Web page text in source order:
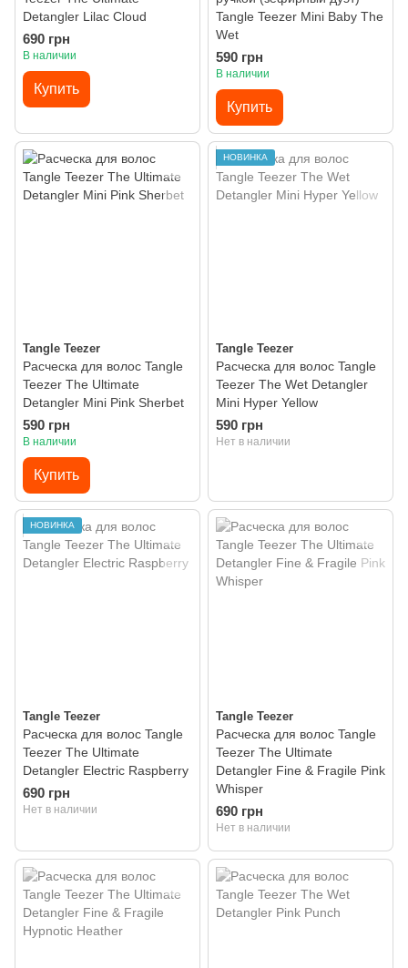
Detangler Lilac Cloud
690 грн
В наличии
Купить
Tangle Teezer Mini Baby The
Wet
590 грн
В наличии
Купить
Tangle Teezer
Расческа для волос Tangle
Teezer The Ultimate
Detangler Mini Pink Sherbet
590 грн
В наличии
Купить
НОВИНКА
Tangle Teezer
Расческа для волос Tangle
Teezer The Wet Detangler
Mini Hyper Yellow
590 грн
Нет в наличии
НОВИНКА
Tangle Teezer
Расческа для волос Tangle
Teezer The Ultimate
Detangler Electric Raspberry
690 грн
Нет в наличии
Tangle Teezer
Расческа для волос Tangle
Teezer The Ultimate
Detangler Fine & Fragile Pink
Whisper
690 грн
Нет в наличии